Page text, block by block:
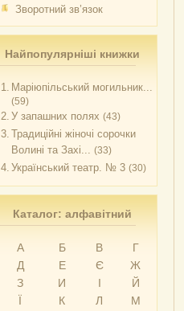
Зворотний зв’язок
Найпопулярніші книжки
1. Маріюпільський могильник...
(59)
2. У запашних полях (43)
3. Традиційні жіночі сорочки
Волині та Захі... (33)
4. Український театр. № 3 (30)
Каталог: алфавітний
А Б В
Г
Д
Е Є
Ж
З
И І
Й
Ї
К Л
М